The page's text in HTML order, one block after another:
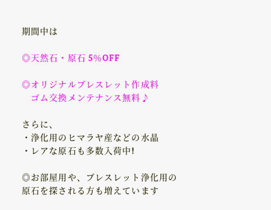
期間中は
◎天然石・原石 5％OFF
◎オリジナルブレスレット作成料
ゴム交換メンテナンス無料♪
さらに、
・浄化用のヒマラヤ産などの水晶
・レアな原石も多数入荷中!
◎お部屋用や、ブレスレット浄化用の
原石を探される方も増えています